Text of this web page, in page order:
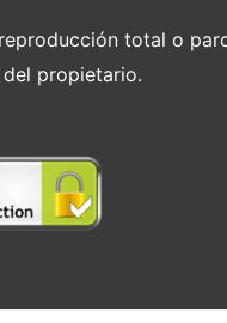
total o
propietario.